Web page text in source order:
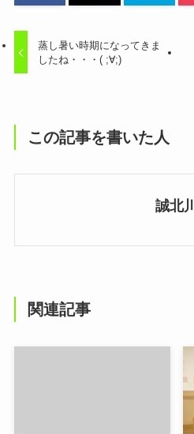
蒸し暑い時期になってきま
したね・・・( ;∀;)
この記事を書いた人
誠北川
関連記事